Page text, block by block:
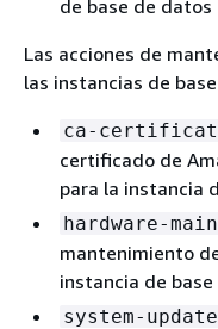
de base de datos
Las acciones de
las instancias de
ca-
certificado de
para la instancia
hardware-
mantenimiento
instancia de
system-update